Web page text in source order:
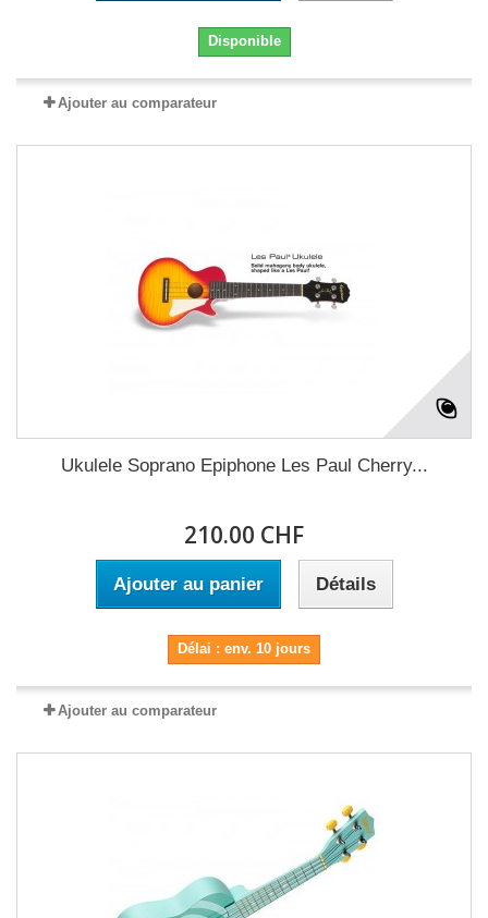
Disponible
Ajouter au comparateur
Ukulele Soprano Epiphone Les Paul Cherry...
210.00 CHF
Ajouter au panier Détails
Délai : env. 10 jours
Ajouter au comparateur